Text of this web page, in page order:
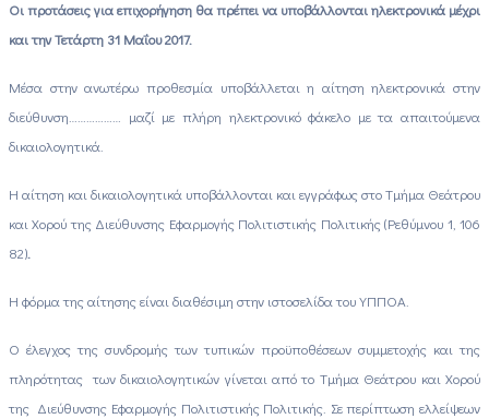
Οι προτάσεις για επιχορήγηση θα πρέπει να υποβάλλονται ηλεκτρονικά μέχρι
και την Τετάρτη 31 Μαΐου 2017.
Μέσα στην ανωτέρω προθεσμία υποβάλλεται η αίτηση ηλεκτρονικά στην
διεύθυνση……………… μαζί με πλήρη ηλεκτρονικό φάκελο με τα απαιτούμενα
δικαιολογητικά.
Η αίτηση και δικαιολογητικά υποβάλλονται και εγγράφως στο Τμήμα Θεάτρου
και Χορού της Διεύθυνσης Εφαρμογής Πολιτιστικής Πολιτικής (Ρεθύμνου 1, 106
82).
Η φόρμα της αίτησης είναι διαθέσιμη στην ιστοσελίδα του ΥΠΠΟΑ.
Ο έλεγχος της συνδρομής των τυπικών προϋποθέσεων συμμετοχής και της
πληρότητας των δικαιολογητικών γίνεται από το Τμήμα Θεάτρου και Χορού
της Διεύθυνσης Εφαρμογής Πολιτιστικής Πολιτικής. Σε περίπτωση ελλείψεων